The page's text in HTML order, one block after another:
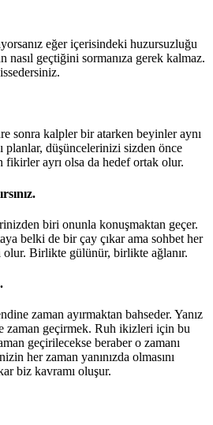
eğer içerisindeki huzursuzluğu
nasıl geçtiğini sormanıza gerek kalmaz.
sonra kalpler bir atarken beyinler aynı
planlar, düşüncelerinizi sizden önce
fikirler ayrı olsa da hedef ortak olur.
biri onunla konuşmaktan geçer.
belki de bir çay çıkar ama sohbet her
Birlikte gülünür, birlikte ağlanır.
zaman ayırmaktan bahseder. Yanız
zaman geçirmek. Ruh ikizleri için bu
geçirilecekse beraber o zamanı
her zaman yanınızda olmasını
biz kavramı oluşur.